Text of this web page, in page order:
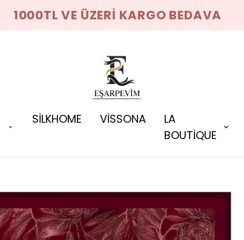
1000TL VE ÜZERİ KARGO BEDAVA
SİLKHOME VİSSONA
LA
BOUTİQUE